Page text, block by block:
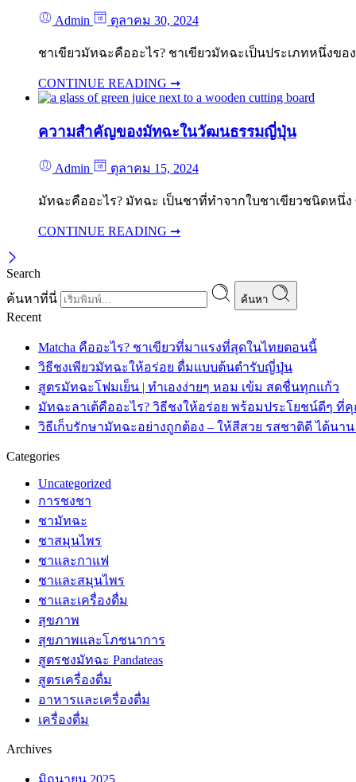
Admin ตุลาคม 30, 2024
ชาเขียวมัทฉะคืออะไร? ชาเขียวมัทฉะเป็นประเภทหนึ่งข
CONTINUE READING ➞
ความสำคัญของมัทฉะในวัฒนธรรมญี่ปุ่น
Admin ตุลาคม 15, 2024
มัทฉะคืออะไร? มัทฉะ เป็นชาที่ทำจากใบชาเขียวชนิดหนึ่
CONTINUE READING ➞
Search
ค้นหาที่นี่
ค้นหา
Recent
Matcha คืออะไร? ชาเขียวที่มาแรงที่สุดในไทยตอนนี้
วิธีชงเพียวมัทฉะให้อร่อย ดื่มแบบต้นตำรับญี่ปุ่น
สูตรมัทฉะโฟมเย็น | ทำเองง่ายๆ หอม เข้ม สดชื่นทุกแก้ว
มัทฉะลาเต้คืออะไร? วิธีชงให้อร่อย พร้อมประโยชน์ดีๆ ที่
วิธีเก็บรักษามัทฉะอย่างถูกต้อง – ให้สีสวย รสชาติดี ได้นาน |
Categories
Uncategorized
การชงชา
ชามัทฉะ
ชาสมุนไพร
ชาและกาแฟ
ชาและสมุนไพร
ชาและเครื่องดื่ม
สุขภาพ
สุขภาพและโภชนาการ
สูตรชงมัทฉะ Pandateas
สูตรเครื่องดื่ม
อาหารและเครื่องดื่ม
เครื่องดื่ม
Archives
มิถุนายน 2025